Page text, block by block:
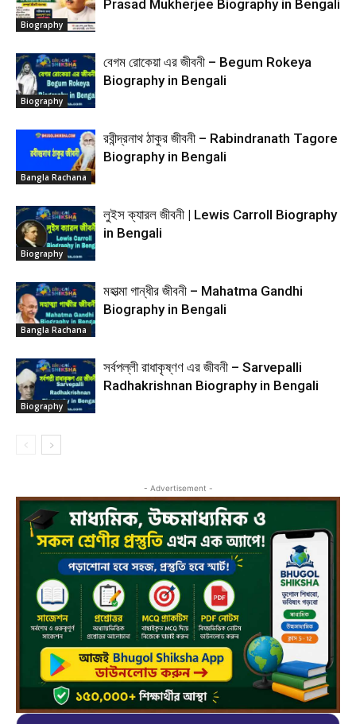
Biography
Prasad Mukherjee Biography in Bengali
Biography
বেগম রোকেয়া এর জীবনী – Begum Rokeya
Biography in Bengali
Bangla Rachana
রবীন্দ্রনাথ ঠাকুর জীবনী – Rabindranath Tagore
Biography in Bengali
Biography
লুইস ক্যারল জীবনী | Lewis Carroll Biography
in Bengali
Bangla Rachana
মহাত্মা গান্ধীর জীবনী – Mahatma Gandhi
Biography in Bengali
Biography
সর্বপল্লী রাধাকৃষ্ণণ এর জীবনী – Sarvepalli
Radhakrishnan Biography in Bengali
- Advertisement -